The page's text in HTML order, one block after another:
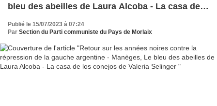
bleu des abeilles de Laura Alcoba - La casa de
los conejos de Valeria Selinger
Publié le 15/07/2023 à 07:24
Par Section du Parti communiste du Pays de Morlaix